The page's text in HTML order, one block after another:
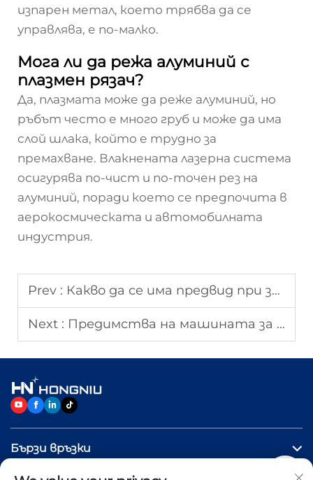
изпарен метал, което трябва да се
управлява, е по-малко.
Мога ли да режа алуминий с
плазмен рязач?
Да, плазмата може да реже алуминий, но
ръбът често е много груб и може да има
слой шлака, който е трудно за
премахване. Влакнената лазерна система
осигурява по-чист и по-точен рез на
алуминий, поради което се предпочита в
аерокосмическата и автомобилната
индустрия.
Prev : Какво да се има предвид при закупуване на лазерна режеща машина?
Next : Предимства на машината за лазерно рязане с ЧПУ за производство в голям мащаб
Бързи връзки